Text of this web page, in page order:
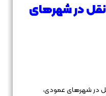
در شهرهای
در شهرهای عمودی،